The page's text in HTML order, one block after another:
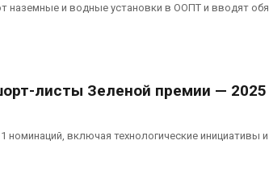
наземные и водные установки в ООПТ и вводят
листы Зеленой премии — 2025
включая технологические инициативы